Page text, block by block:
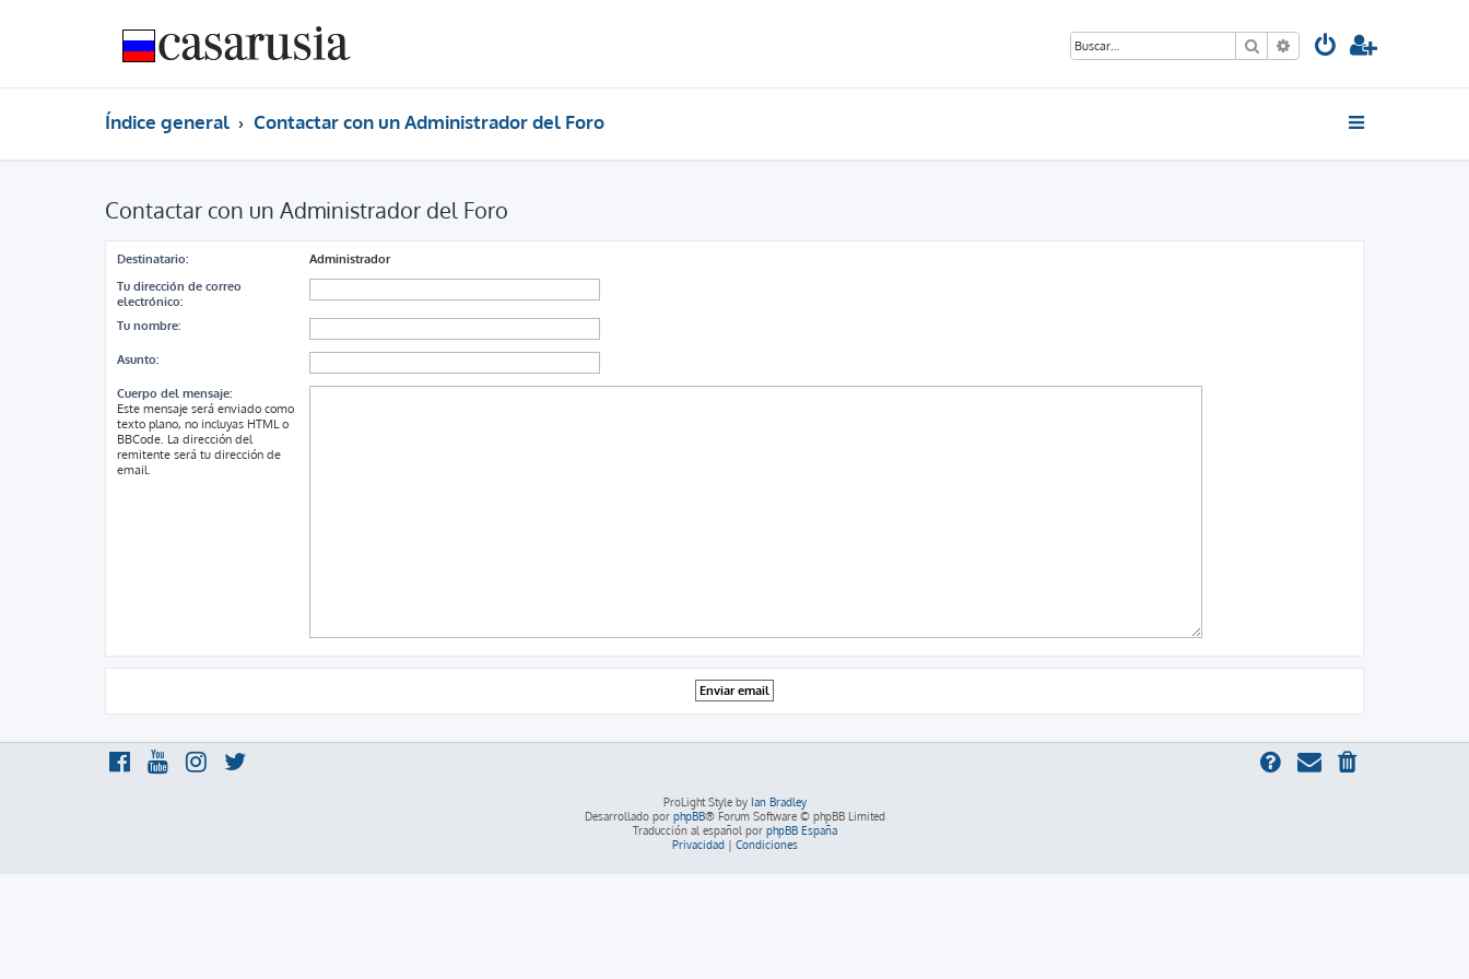
Buscar Búsqueda avanzada
Índice general Contactar con un Administrador del Foro
Contactar con un Administrador del Foro
Destinatario:
Administrador
Tu dirección de correo
electrónico:
Tu nombre:
Asunto:
Cuerpo del mensaje:
Este mensaje será enviado como
texto plano, no incluyas HTML o
BBCode. La dirección del
remitente será tu dirección de
email.
ProLight Style by Ian Bradley
Desarrollado por phpBB® Forum Software © phpBB Limited
Traducción al español por phpBB España
Privacidad| Condiciones